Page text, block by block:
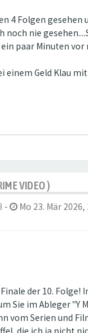
4 Folgen
noch nie
paar Minuten vor
einem Geld Klau
VIDEO )
- Mo 23. Mär 2026,
der 10.
Sie im Ableger
vom Serien und